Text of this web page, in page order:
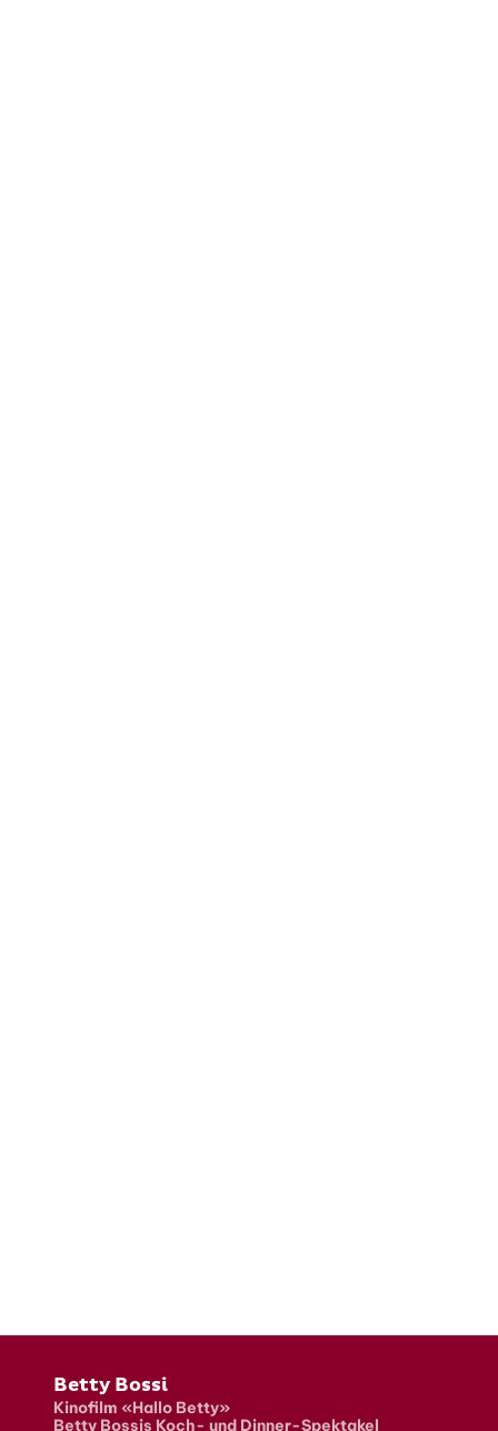
Fusszeile
Betty Bossi
Kinofilm «Hallo Betty»
Betty Bossis Koch- und Dinner-Spektakel